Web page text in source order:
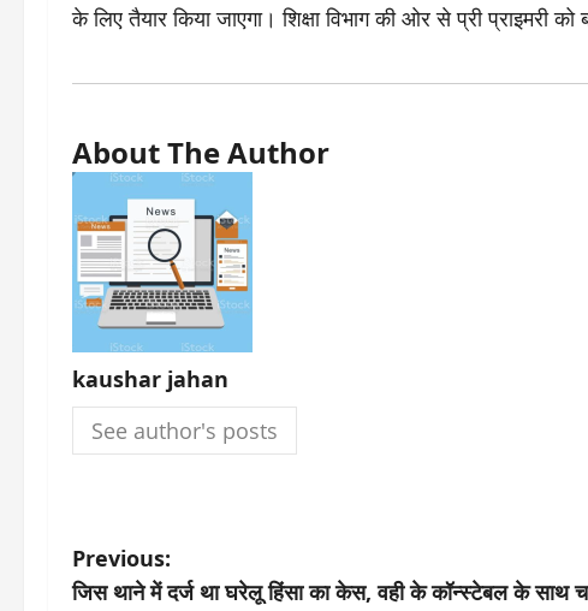
के लिए तैयार किया जाएगा। शिक्षा विभाग की ओर से प्री प्राइमरी
About The Author
kaushar jahan
See author's posts
P
Previous:
जिस थाने में दर्ज था घरेलू हिंसा का केस, वही के कॉन्स्टेबल के साथ